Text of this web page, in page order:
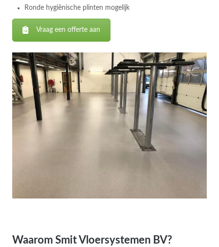
Ronde hygiënische plinten mogelijk
Vraag een offerte aan
Waarom Smit Vloersystemen BV?